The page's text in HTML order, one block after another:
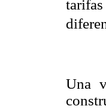
Una